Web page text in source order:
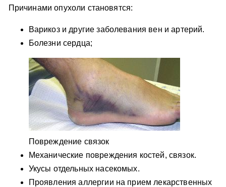
Причинами опухоли становятся:
Варикоз и другие заболевания вен и артерий.
Болезни сердца;
Повреждение связок
Механические повреждения костей, связок.
Укусы отдельных насекомых.
Проявления аллергии на прием лекарственных